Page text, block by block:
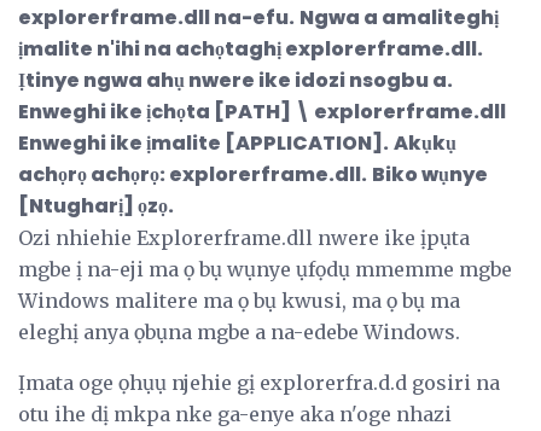
explorerframe.dll na-efu. Ngwa a amaliteghị
ịmalite n'ihi na achọtaghị explorerframe.dll.
Ịtinye ngwa ahụ nwere ike idozi nsogbu a.
Enweghi ike ịchọta [PATH] \ explorerframe.dll
Enweghi ike ịmalite [APPLICATION]. Akụkụ
achọrọ achọrọ: explorerframe.dll. Biko wụnye
[Ntugharị] ọzọ.
Ozi nhiehie Explorerframe.dll nwere ike ịpụta
mgbe ị na-eji ma ọ bụ wụnye ụfọdụ mmemme mgbe
Windows malitere ma ọ bụ kwusi, ma ọ bụ ma
eleghị anya ọbụna mgbe a na-edebe Windows.
Ịmata oge ọhụụ njehie gị explorerfra.d.d gosiri na
otu ihe dị mkpa nke ga-enye aka n'oge nhazi